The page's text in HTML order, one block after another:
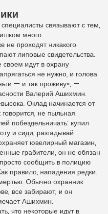
связывают с тем,
много
не проходят никакого
липовые свидетельства.
идут в охрану
не нужно, и голова
— и так проживу», —
Валерий Ашихмин.
Оклад начинается от
не пыльная.
побездельничать: купил
и сиди, разгадывай
ювелирный магазин,
грабители, он не обязан
сообщить в полицию
правило, нападения редки.
Обычно охранник
все забирают, и он
Ашихмин.
что некоторые идут в